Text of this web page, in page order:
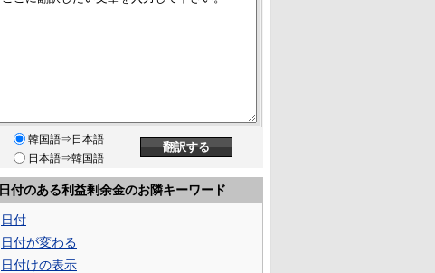
韓国語⇒日本語
日本語⇒韓国語
日付のある利益剰余金のお隣キーワード
日付
日付が変わる
日付けの表示